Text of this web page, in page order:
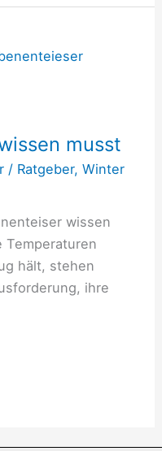
musst
/ Ratgeber, Winter
wissen
Temperaturen
hält, stehen
ihre